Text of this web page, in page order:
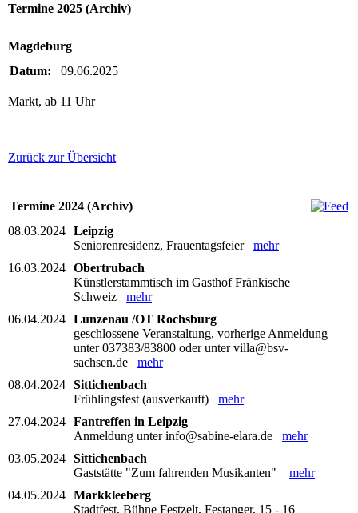
Termine 2025 (Archiv)
Magdeburg
Datum:
09.06.2025
Markt, ab 11 Uhr
Zurück zur Übersicht
Termine 2024 (Archiv)
08.03.2024 Leipzig
Seniorenresidenz, Frauentagsfeier mehr
16.03.2024 Obertrubach
Künstlerstammtisch im Gasthof Fränkische
Schweiz mehr
06.04.2024 Lunzenau /OT Rochsburg
geschlossene Veranstaltung, vorherige Anmeldung
unter 037383/83800 oder unter villa@bsv-
sachsen.de mehr
08.04.2024 Sittichenbach
Frühlingsfest (ausverkauft) mehr
27.04.2024 Fantreffen in Leipzig
Anmeldung unter info@sabine-elara.de mehr
03.05.2024 Sittichenbach
Gaststätte "Zum fahrenden Musikanten" mehr
04.05.2024 Markkleeberg
Stadtfest, Bühne Festzelt, Festanger, 15 - 16